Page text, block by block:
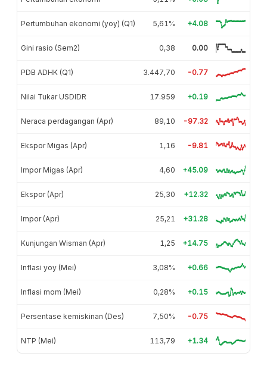
Pertumbuhan ekonomi (yoy) (Q1) 5,61% +4.08
Gini rasio (Sem2) 0,38 0.00
PDB ADHK (Q1) 3.447,70 -0.77
Nilai Tukar USDIDR 17.959 +0.19
Neraca perdagangan (Apr) 89,10 -97.32
Ekspor Migas (Apr) 1,16 -9.81
Impor Migas (Apr) 4,60 +45.09
Ekspor (Apr) 25,30 +12.32
Impor (Apr) 25,21 +31.28
Kunjungan Wisman (Apr) 1,25 +14.75
Inflasi yoy (Mei) 3,08% +0.66
Inflasi mom (Mei) 0,28% +0.15
Persentase kemiskinan (Des) 7,50% -0.75
NTP (Mei) 113,79 +1.34